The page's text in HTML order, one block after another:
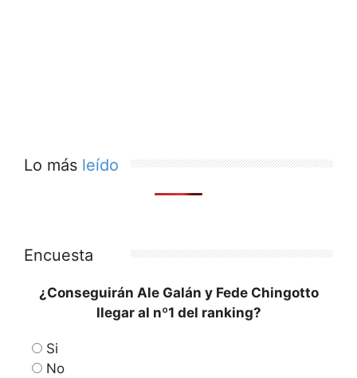
Lo más leído
Encuesta
¿Conseguirán Ale Galán y Fede Chingotto
llegar al nº1 del ranking?
Si
No